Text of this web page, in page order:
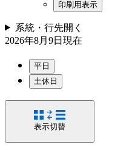
印刷用表示
系統・行先開く
2026年8月9日 現在
平日
土休日
表示切替